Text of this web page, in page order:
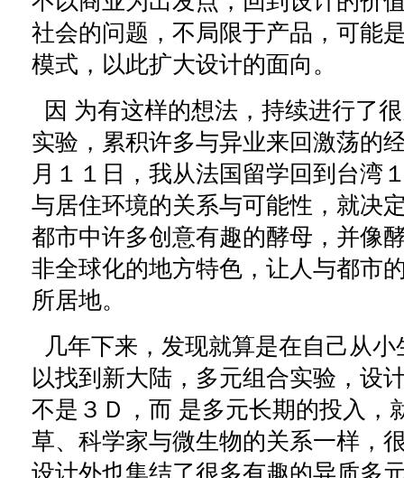
社会的问题，不局限于产品，可能
模式，以此扩大设计的面向。
因 为有这样的想法，持续进行了
实验，累积许多与异业来回激荡的
月１１日，我从法国留学回到台湾
与居住环境的关系与可能性，就决
都市中许多创意有趣的酵母，并像
非全球化的地方特色，让人与都市
所居地。
几年下来，发现就算是在自己从
以找到新大陆，多元组合实验，设
不是３Ｄ，而 是多元长期的投入，
草、科学家与微生物的关系一样，
设计外也集结了很多有趣的异质多